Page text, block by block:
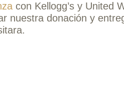
con Kellogg’s y United
nuestra donación y